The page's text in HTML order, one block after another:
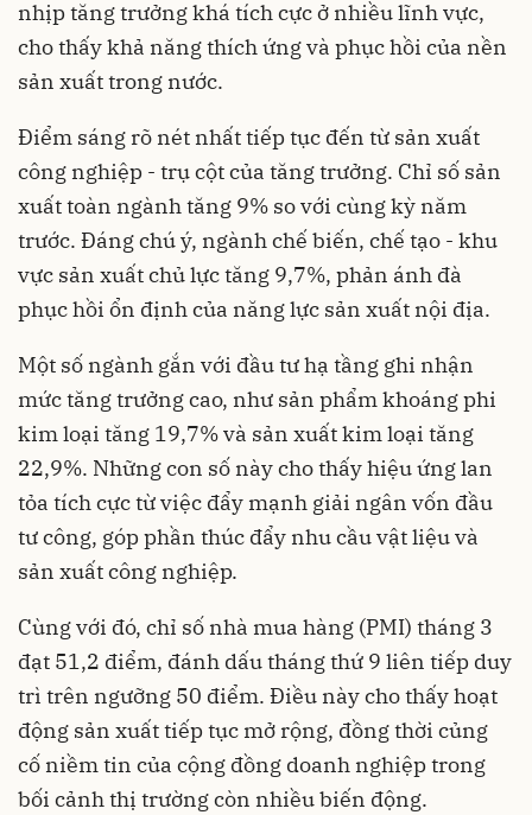
nhịp tăng trưởng khá tích cực ở nhiều lĩnh vực,
cho thấy khả năng thích ứng và phục hồi của nền
sản xuất trong nước.
Điểm sáng rõ nét nhất tiếp tục đến từ sản xuất
công nghiệp - trụ cột của tăng trưởng. Chỉ số sản
xuất toàn ngành tăng 9% so với cùng kỳ năm
trước. Đáng chú ý, ngành chế biến, chế tạo - khu
vực sản xuất chủ lực tăng 9,7%, phản ánh đà
phục hồi ổn định của năng lực sản xuất nội địa.
Một số ngành gắn với đầu tư hạ tầng ghi nhận
mức tăng trưởng cao, như sản phẩm khoáng phi
kim loại tăng 19,7% và sản xuất kim loại tăng
22,9%. Những con số này cho thấy hiệu ứng lan
tỏa tích cực từ việc đẩy mạnh giải ngân vốn đầu
tư công, góp phần thúc đẩy nhu cầu vật liệu và
sản xuất công nghiệp.
Cùng với đó, chỉ số nhà mua hàng (PMI) tháng 3
đạt 51,2 điểm, đánh dấu tháng thứ 9 liên tiếp duy
trì trên ngưỡng 50 điểm. Điều này cho thấy hoạt
động sản xuất tiếp tục mở rộng, đồng thời củng
cố niềm tin của cộng đồng doanh nghiệp trong
bối cảnh thị trường còn nhiều biến động.